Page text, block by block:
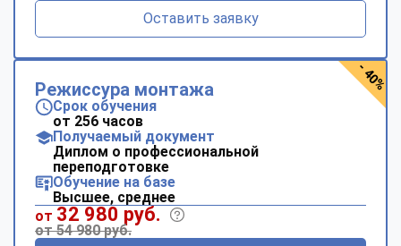
Оставить заявку
Режиссура монтажа
Срок обучения
от 256 часов
Получаемый документ
Диплом о профессиональной
переподготовке
Обучение на базе
Высшее, среднее
от 32 980 руб.
от 54 980 руб.
- 40%